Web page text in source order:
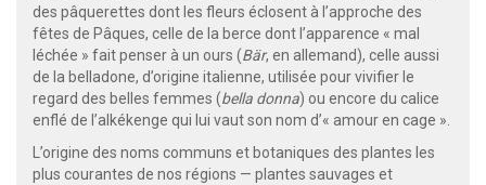
des pâquerettes dont les fleurs éclosent à l’approche des
fêtes de Pâques, celle de la berce dont l’apparence « mal
léchée » fait penser à un ours (Bär, en allemand), celle aussi
de la belladone, d’origine italienne, utilisée pour vivifier le
regard des belles femmes (bella donna) ou encore du calice
enflé de l’alkékenge qui lui vaut son nom d’« amour en cage ».
L’origine des noms communs et botaniques des plantes les
plus courantes de nos régions — plantes sauvages et